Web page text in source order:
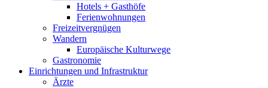
Hotels + Gasthöfe
Ferienwohnungen
Freizeitvergnügen
Wandern
Europäische Kulturwege
Gastronomie
Einrichtungen und Infrastruktur
Ärzte